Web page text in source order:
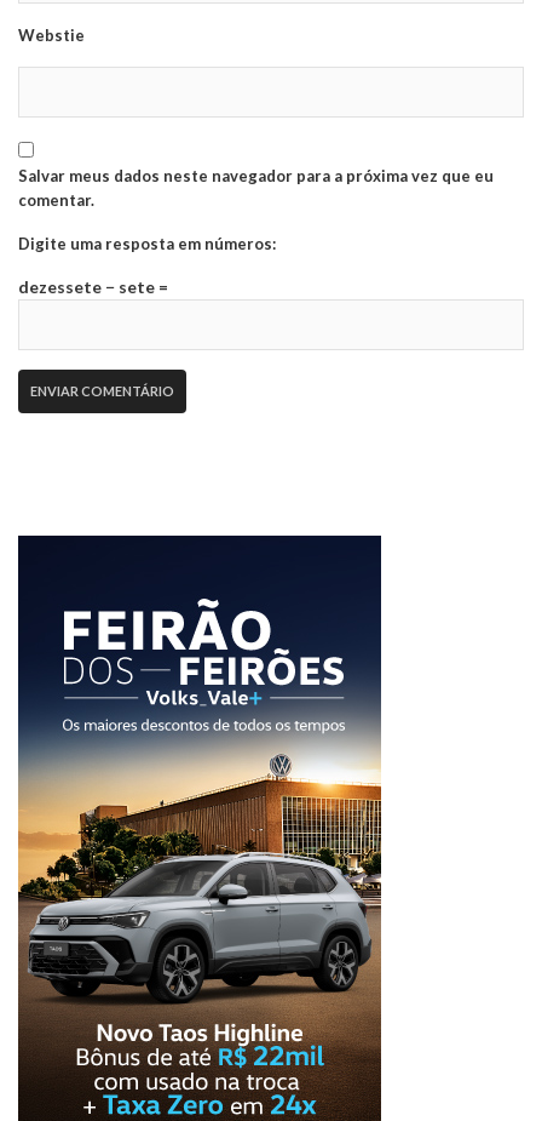
Webstie
Salvar meus dados neste navegador para a próxima vez que eu
comentar.
Digite uma resposta em números:
dezessete − sete =